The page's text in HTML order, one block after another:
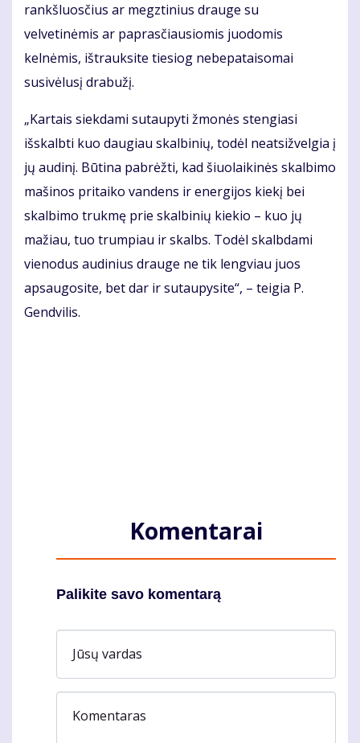
rankšluosčius ar megztinius drauge su
velvetinėmis ar paprasčiausiomis juodomis
kelnėmis, ištrauksite tiesiog nebepataisomai
susivėlusį drabužį.
„Kartais siekdami sutaupyti žmonės stengiasi
išskalbti kuo daugiau skalbinių, todėl neatsižvelgia į
jų audinį. Būtina pabrėžti, kad šiuolaikinės skalbimo
mašinos pritaiko vandens ir energijos kiekį bei
skalbimo trukmę prie skalbinių kiekio – kuo jų
mažiau, tuo trumpiau ir skalbs. Todėl skalbdami
vienodus audinius drauge ne tik lengviau juos
apsaugosite, bet dar ir sutaupysite“, – teigia P.
Gendvilis.
Komentarai
Palikite savo komentarą
Jūsų vardas
Komentaras